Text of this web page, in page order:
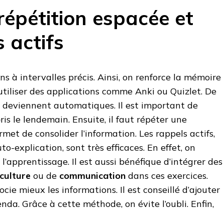
espacée et
actifs
à intervalles précis. Ainsi, on renforce la mémoire
des applications comme Anki ou Quizlet. De
deviennent automatiques. Il est important de
le lendemain. Ensuite, il faut répéter une
de consolider l’information. Les rappels actifs,
explication, sont très efficaces. En effet, on
Il est aussi bénéfique d’intégrer des
culture ou de communication dans ces exercices.
mieux les informations. Il est conseillé d’ajouter
Grâce à cette méthode, on évite l’oubli. Enfin,